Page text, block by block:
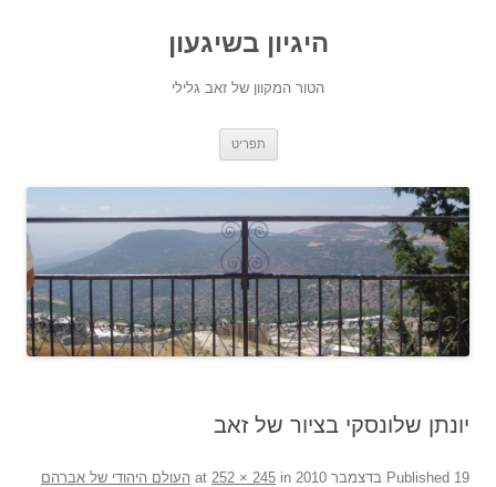
היגיון בשיגעון
הטור המקוון של זאב גלילי
תפריט
יונתן שלונסקי בציור של זאב
Published 19 בדצמבר 2010 252 × 245 in
העולם היהודי של אברהם